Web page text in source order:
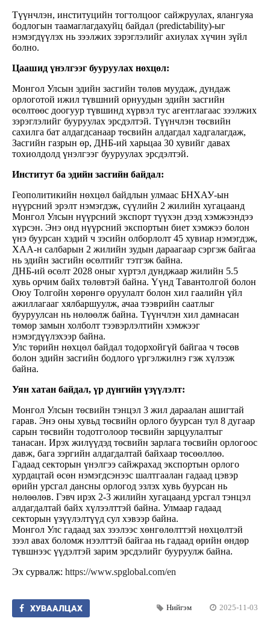
Түүнчлэн, институцийн тогтолцоог сайжруулах, ялангуяа
бодлогын таамаглагдахуйц байдал (predictability)-ыг
нэмэгдүүлэх нь зээлжих зэрэглэлийг ахиулах хүчин зүйл
болно.
Цаашид үнэлгээг бууруулах нөхцөл:
Монгол Улсын эдийн засгийн төлөв муудаж, дундаж
орлоготой ижил түвшний орнуудын эдийн засгийн
өсөлтөөс доогуур түвшинд хүрвэл тус агентлагаас зээлжих
зэрэглэлийг бууруулах эрсдэлтэй. Түүнчлэн төсвийн
сахилга бат алдагдсанаар төсвийн алдагдал хадгалагдаж,
Засгийн газрын өр, ДНБ-ий харьцаа 30 хувийг давах
тохиолдолд үнэлгээг бууруулах эрсдэлтэй.
Институт ба эдийн засгийн байдал:
Геополитикийн нөхцөл байдлын улмаас БНХАУ-ын
нүүрсний эрэлт нэмэгдэж, сүүлийн 2 жилийн хугацаанд
Монгол Улсын нүүрсний экспорт түүхэн дээд хэмжээндээ
хүрсэн. Энэ онд нүүрсний экспортын биет хэмжээ болон
үнэ буурсан хэдий ч зэсийн олборлолт 45 хувиар нэмэгдэж,
ХАА-н салбарын 2 жилийн зудын дараагаар сэргэж байгаа
нь эдийн засгийн өсөлтийг тэтгэж байна.
ДНБ-ий өсөлт 2028 оныг хүртэл дунджаар жилийн 5.5
хувь орчим байх төлөвтэй байна. Үүнд Тавантолгой болон
Оюу Толгойн хөрөнгө оруулалт болон хил гаалийн үйл
ажиллагааг хялбаршуулж, ачаа тээврийн саатлыг
бууруулсан нь нөлөөлж байна. Түүнчлэн хил дамнасан
төмөр замын холболт тээвэрлэлтийн хэмжээг
нэмэгдүүлэхээр байна.
Улс төрийн нөхцөл байдал тодорхойгүй байгаа ч төсөв
болон эдийн засгийн бодлого үргэлжилнэ гэж хүлээж
байна.
Уян хатан байдал, үр дүнгийн үзүүлэлт:
Монгол Улсын төсвийн тэнцэл 3 жил дараалан ашигтай
гарав. Энэ оны хувьд төсвийн орлого буурсан тул 8 дугаар
сарын төсвийн тодотголоор төсвийн зарцуулалтыг
танасан. Ирэх жилүүдэд төсвийн зарлага төсвийн орлогоос
давж, бага зэргийн алдагдалтай байхаар төсөөллөө.
Гадаад секторын үнэлгээ сайжрахад экспортын орлого
хурдацтай өсөн нэмэгдсэнээс шалтгаалан гадаад цэвэр
өрийн урсгал дансны орлогод эзлэх хувь буурсан нь
нөлөөлөв. Гэвч ирэх 2-3 жилийн хугацаанд урсгал тэнцэл
алдагдалтай байх хүлээлттэй байна. Улмаар гадаад
секторын үзүүлэлтүүд сул хэвээр байна.
Монгол Улс гадаад зах зээлээс хөнгөлөлттэй нөхцөлтэй
зээл авах боломж нээлттэй байгаа нь гадаад өрийн өндөр
түвшнээс үүдэлтэй зарим эрсдэлийг бууруулж байна.
Эх сурвалж: https://www.spglobal.com/en
ХУВААЛЦАХ Нийгэм 2025-11-03